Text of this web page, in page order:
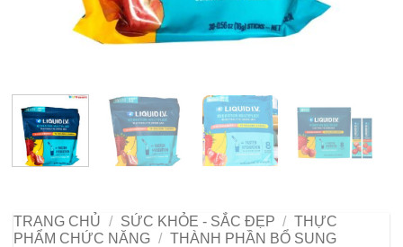
TRANG CHỦ / SỨC KHỎE - SẮC ĐẸP / THỰC
PHẨM CHỨC NĂNG / THÀNH PHẦN BỔ SUNG